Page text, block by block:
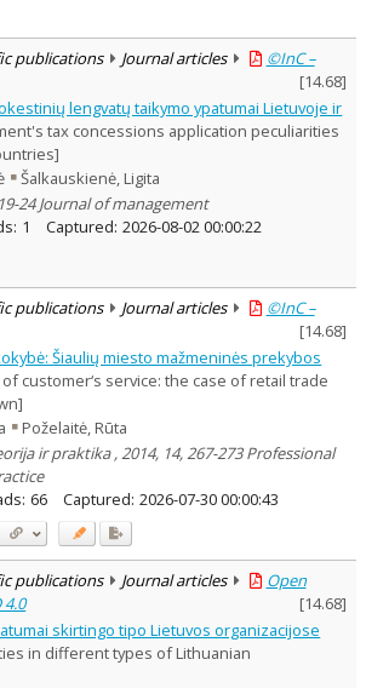
publications Journal articles
©InC –
[14.68]
lengvatų taikymo ypatumai Lietuvoje ir
tax concessions application peculiarities
Šalkauskienė, Ligita
24 Journal of management
1 Captured: 2026-08-02 00:00:22
publications Journal articles
©InC –
[14.68]
Šiaulių miesto mažmeninės prekybos
customer‘s service: the case of retail trade
Poželaitė, Rūta
ir praktika , 2014, 14, 267-273 Professional
66 Captured: 2026-07-30 00:00:43
publications Journal articles
Open
4.0
[14.68]
skirtingo tipo Lietuvos organizacijose
in different types of Lithuanian